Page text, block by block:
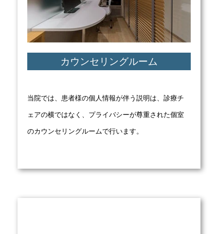
カウンセリングルーム
当院では、患者様の個人情報が伴う説明は、診療チ
ェアの横ではなく、プライバシーが尊重された個室
のカウンセリングルームで行います。